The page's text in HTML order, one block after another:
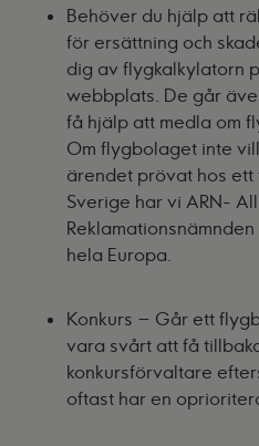
Behöver du hjälp att
för ersättning och
dig av flygkalkylatorn
webbplats. De går
få hjälp att medla om
Om flygbolaget inte
ärendet prövat hos ett
Sverige har vi ARN-
hela Europa.
Konkurs – Går ett
vara svårt att få
konkursförvaltare
oftast har en